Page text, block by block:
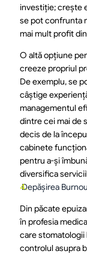
investiție; crește
se pot confrunta
mai mult profit
O altă opțiune
creeze propriul
De exemplu, se
câștige
managementul
dintre cei mai de
decis de la
cabinete
pentru a-și
diversifica
Depășirea
Din păcate
în profesia
care stomatologii
controlul asupra